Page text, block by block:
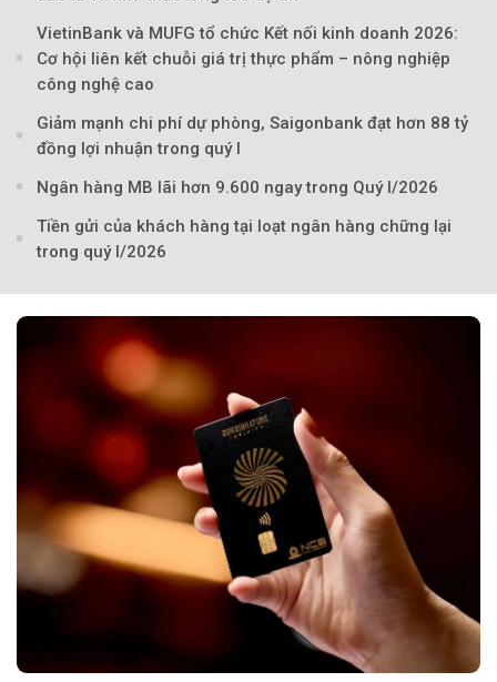
VietinBank và MUFG tổ chức Kết nối kinh doanh 2026:
Cơ hội liên kết chuỗi giá trị thực phẩm – nông nghiệp
công nghệ cao
Giảm mạnh chi phí dự phòng, Saigonbank đạt hơn 88 tỷ
đồng lợi nhuận trong quý I
Ngân hàng MB lãi hơn 9.600 ngay trong Quý I/2026
Tiền gửi của khách hàng tại loạt ngân hàng chững lại
trong quý I/2026